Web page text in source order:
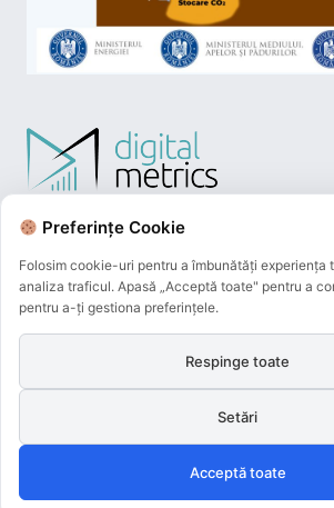
și beneficiază de 3D-Secure.
Preferințe Cookie
Folosim cookie-uri pentru a îmbunătăți experiența
analiza traficul. Apasă „Acceptă toate" pentru a
pentru a-ți gestiona preferințele.
Respinge toate
Setări
Acceptă toate